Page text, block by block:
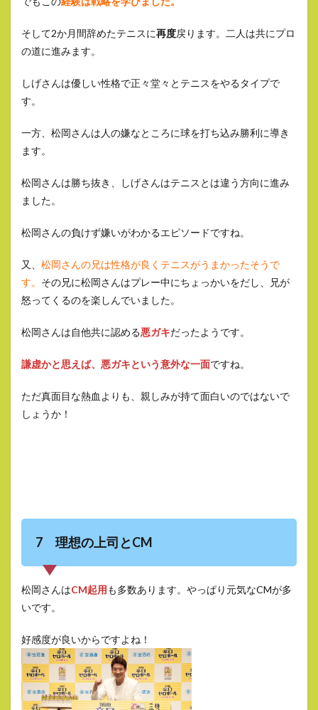
そして2か月間辞めたテニスに再度戻ります。二人は共にプロ
の道に進みます。
しげさんは優しい性格で正々堂々とテニスをやるタイプで
す。
一方、松岡さんは人の嫌なところに球を打ち込み勝利に導き
ます。
松岡さんは勝ち抜き、しげさんはテニスとは違う方向に進み
ました。
松岡さんの負けず嫌いがわかるエピソードですね。
又、 松岡さんの兄は性格が良くテニスがうまかったそうで
す。 その兄に松岡さんはプレー中にちょっかいをだし、兄が
怒ってくるのを楽しんでいました。
松岡さんは自他共に認める悪ガキだったようです。
謙虚かと思えば、悪ガキという意外な一面ですね。
ただ真面目な熱血よりも、親しみが持て面白いのではないで
しょうか！
7 理想の上司とCM
松岡さんはCM起用も多数あります。やっぱり元気なCMが多
いです。
好感度が良いからですよね！